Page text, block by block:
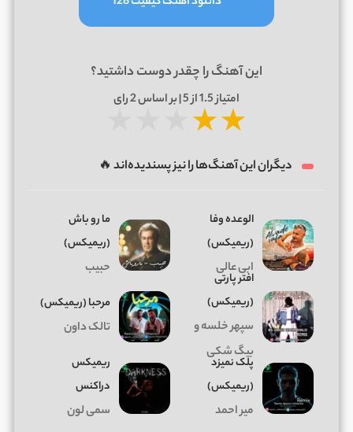
این آهنگ را چقدر دوست داشتید؟
امتیاز1.5از 5 | بر اساس 2رای
★★
دیگران این آهنگ‌ها را نیز پسندیده‌اند 🔥
الوعده وفا
(ریمیکس)
ابی عالی
ما رو باش
(ریمیکس)
حبیب
افتر پارتی
(ریمیکس)
سپهر خلسه و
بیگ شکی
ﻣﺮﺣﺒﺎ (ریمیکس)
تالک داون
پلک نمیزد
(ریمیکس)
میر احمد
ریمیکس
دراکنس
سمی لون